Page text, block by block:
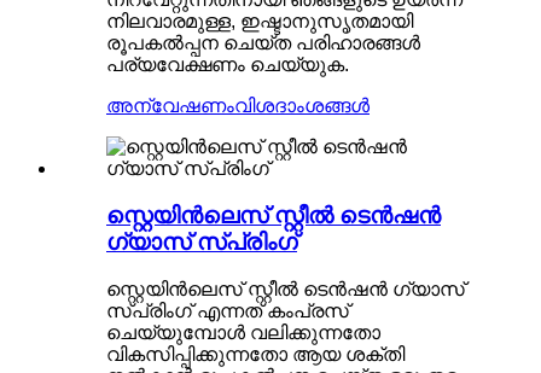
നിലവാരമുള്ള, ഇഷ്ടാനുസൃതമായി
രൂപകൽപ്പന ചെയ്ത പരിഹാരങ്ങൾ
പര്യവേക്ഷണം ചെയ്യുക.
അന്വേഷണംവിശദാംശങ്ങൾ
സ്റ്റെയിൻലെസ് സ്റ്റീൽ ടെൻഷൻ
ഗ്യാസ് സ്പ്രിംഗ്
സ്റ്റെയിൻലെസ് സ്റ്റീൽ ടെൻഷൻ ഗ്യാസ്
സ്പ്രിംഗ് എന്നത് കംപ്രസ്
ചെയ്യുമ്പോൾ വലിക്കുന്നതോ
വികസിപ്പിക്കുന്നതോ ആയ ശക്തി